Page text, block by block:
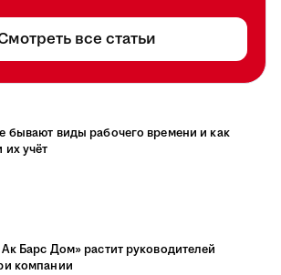
все статьи
бывают виды рабочего времени и как
их учёт
Барс Дом» растит руководителей
компании